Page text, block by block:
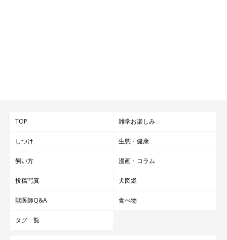
TOP 雑学お楽しみ
しつけ 生態・健康
飼い方 漫画・コラム
投稿写真 犬図鑑
獣医師Q&A 食べ物
タグ一覧